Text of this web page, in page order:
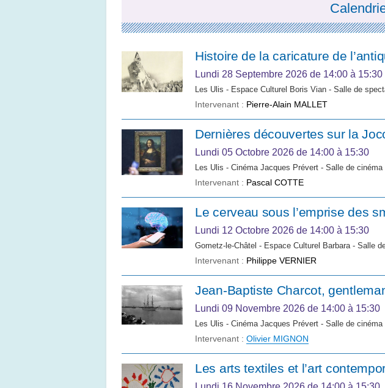
Histoire de la caricature de
Lundi 28 Septembre 2026 de 14:00 à 15:30
Les Ulis - Espace Culturel Boris Vian - Salle de
Intervenant : Pierre-Alain MALLET
Dernières découvertes sur la
Lundi 05 Octobre 2026 de 14:00 à 15:30
Les Ulis - Cinéma Jacques Prévert - Salle de cinéma
Intervenant : Pascal COTTE
Le cerveau sous l’emprise des
Lundi 12 Octobre 2026 de 14:00 à 15:30
Gometz-le-Châtel - Espace Culturel Barbara - Salle
Intervenant : Philippe VERNIER
Jean-Baptiste Charcot,
Lundi 09 Novembre 2026 de 14:00 à 15:30
Les Ulis - Cinéma Jacques Prévert - Salle de cinéma
Intervenant : Olivier MIGNON
Les arts textiles et l’art